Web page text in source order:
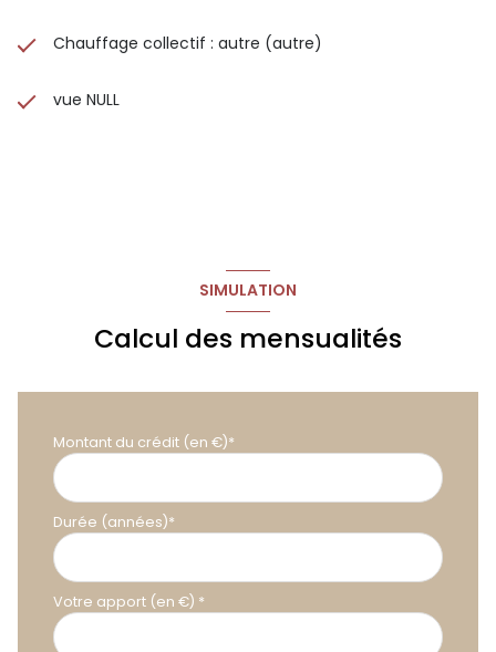
Chauffage collectif : autre (autre)
vue NULL
SIMULATION
Calcul des mensualités
Montant du crédit (en €)*
Durée (années)*
Votre apport (en €) *